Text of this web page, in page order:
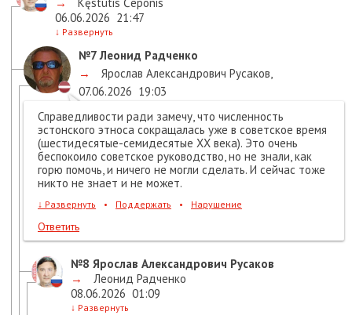
06.06.2026 21:47
↓ Развернуть
№7Леонид Радченко
→
Ярослав Александрович Русаков,
07.06.2026 19:03
Справедливости ради замечу, что численность
эстонского этноса сокращалась уже в советское время
(шестидесятые-семидесятые ХХ века). Это очень
беспокоило советское руководство, но не знали, как
горю помочь, и ничего не могли сделать. И сейчас тоже
никто не знает и не может.
↓ Развернуть • Поддержать • Нарушение
Ответить
№8 Ярослав Александрович Русаков
→
Леонид Радченко
08.06.2026 01:09
↓ Развернуть